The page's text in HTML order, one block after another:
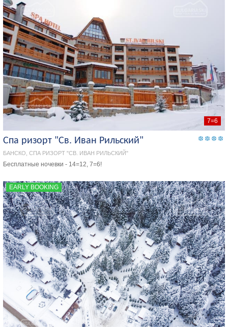
7=6
Спа ризорт "Св. Иван Рильский"
БАНСКО, СПА РИЗОРТ "СВ. ИВАН РИЛЬСКИЙ"
Бесплатные ночевки - 14=12, 7=6!
EARLY BOOKING